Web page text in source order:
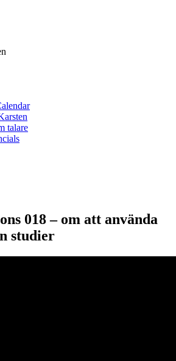
talare
018 – om att använda
studier